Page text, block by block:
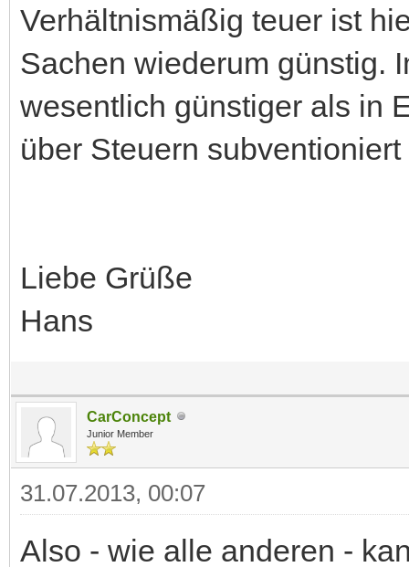
Verhältnismäßig teuer ist
Sachen wiederum günstig.
wesentlich günstiger als in
über Steuern
Liebe Grüße
Hans
CarConcept
Junior Member
31.07.2013, 00:07
Also - wie alle anderen -